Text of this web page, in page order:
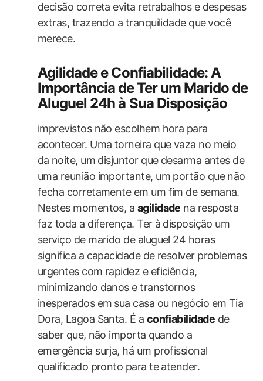
decisão correta evita retrabalhos e despesas
extras, trazendo a tranquilidade que⁢ você
merece.
Agilidade e Confiabilidade: A
Importância ⁤de Ter um Marido​ de
Aluguel 24h à Sua Disposição
imprevistos não escolhem hora para
acontecer. Uma torneira ‌que vaza no meio
da ⁢noite, um disjuntor que desarma antes de
uma reunião importante,‌ um portão que ‌não
fecha corretamente​ em um fim de semana.
Nestes momentos, a agilidade na resposta
faz toda a ​diferença. Ter à⁢ disposição um
serviço de marido de aluguel 24 horas
significa a capacidade de resolver problemas
urgentes com rapidez e eficiência,
minimizando danos ​e transtornos
inesperados em ⁢sua casa​ ou negócio em Tia
Dora, ​Lagoa Santa. É a confiabilidade de
saber que, ⁢não importa ⁣quando a
emergência surja, há um profissional
qualificado pronto para te atender.